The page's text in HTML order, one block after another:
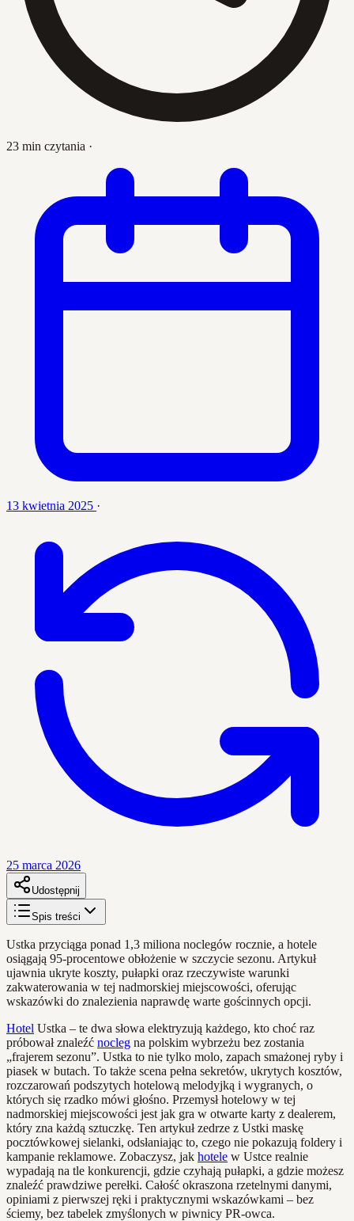
23 min czytania ·
13 kwietnia 2025 ·
25 marca 2026
Udostępnij
Spis treści
Ustka przyciąga ponad 1,3 miliona noclegów rocznie, a hotele
osiągają 95-procentowe obłożenie w szczycie sezonu. Artykuł
ujawnia ukryte koszty, pułapki oraz rzeczywiste warunki
zakwaterowania w tej nadmorskiej miejscowości, oferując
wskazówki do znalezienia naprawdę warte gościnnych opcji.
Hotel Ustka – te dwa słowa elektryzują każdego, kto choć raz
próbował znaleźć nocleg na polskim wybrzeżu bez zostania
„frajerem sezonu”. Ustka to nie tylko molo, zapach smażonej ryby i
piasek w butach. To także scena pełna sekretów, ukrytych kosztów,
rozczarowań podszytych hotelową melodyjką i wygranych, o
których się rzadko mówi głośno. Przemysł hotelowy w tej
nadmorskiej miejscowości jest jak gra w otwarte karty z dealerem,
który zna każdą sztuczkę. Ten artykuł zedrze z Ustki maskę
pocztówkowej sielanki, odsłaniając to, czego nie pokazują foldery i
kampanie reklamowe. Zobaczysz, jak hotele w Ustce realnie
wypadają na tle konkurencji, gdzie czyhają pułapki, a gdzie możesz
znaleźć prawdziwe perełki. Całość okraszona rzetelnymi danymi,
opiniami z pierwszej ręki i praktycznymi wskazówkami – bez
ściemy, bez tabelek zmyślonych w piwnicy PR-owca.